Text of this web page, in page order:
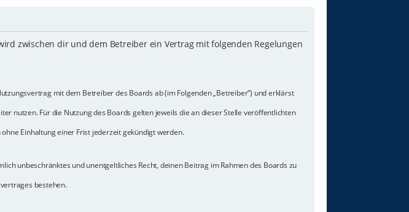
zwischen dir und dem Betreiber ein Vertrag mit folgenden Regelungen
mit dem Betreiber des Boards ab (im Folgenden „Betreiber“) und erklärst
nutzen. Für die Nutzung des Boards gelten jeweils die an dieser Stelle veröffentlichten
Einhaltung einer Frist jederzeit gekündigt werden.
unbeschränktes und unentgeltliches Recht, deinen Beitrag im Rahmen des Boards zu
bestehen.